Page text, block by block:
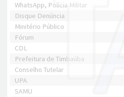
WhatsApp, Polícia Militar
Disque Denúncia
Minitério Público
Fórum
CDL
Prefeitura de Timbaúba
Conselho Tutelar
UPA
SAMU